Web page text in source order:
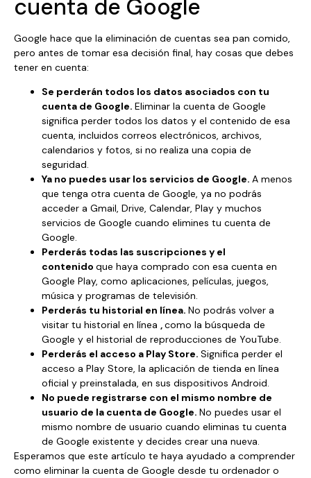
cuenta de Google
Google hace que la eliminación de cuentas sea pan comido,
pero antes de tomar esa decisión final, hay cosas que debes
tener en cuenta:
Se perderán todos los datos asociados con tu
cuenta de Google. Eliminar la cuenta de Google
significa perder todos los datos y el contenido de esa
cuenta, incluidos correos electrónicos, archivos,
calendarios y fotos, si no realiza una copia de
seguridad.
Ya no puedes usar los servicios de Google. A menos
que tenga otra cuenta de Google, ya no podrás
acceder a Gmail, Drive, Calendar, Play y muchos
servicios de Google cuando elimines tu cuenta de
Google.
Perderás todas las suscripciones y el
contenido que haya comprado con esa cuenta en
Google Play, como aplicaciones, películas, juegos,
música y programas de televisión.
Perderás tu historial en línea. No podrás volver a
visitar tu historial en línea ,como la búsqueda de
Google y el historial de reproducciones de YouTube.
Perderás el acceso a Play Store. Significa perder el
acceso a Play Store, la aplicación de tienda en línea
oficial y preinstalada, en sus dispositivos Android.
No puede registrarse con el mismo nombre de
usuario de la cuenta de Google. No puedes usar el
mismo nombre de usuario cuando eliminas tu cuenta
de Google existente y decides crear una nueva.
Esperamos que este artículo te haya ayudado a comprender
como eliminar la cuenta de Google desde tu ordenador o